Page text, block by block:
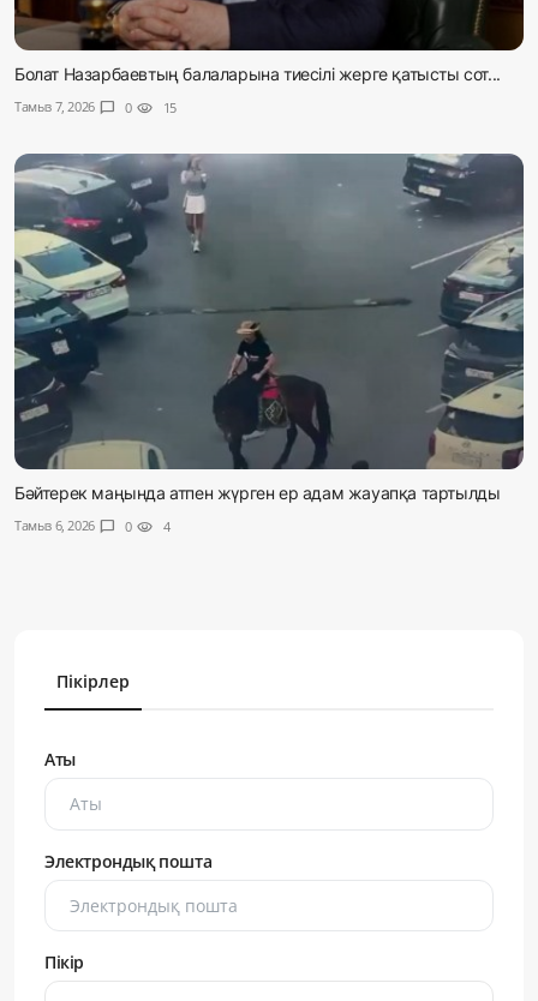
Болат Назарбаевтың балаларына тиесілі жерге қатысты сот...
Тамыз 7, 2026 chat_bubble 0 visibility 15
Бәйтерек маңында атпен жүрген ер адам жауапқа тартылды
Тамыз 6, 2026 chat_bubble 0 visibility 4
Пікірлер
Аты
Электрондық пошта
Пікір